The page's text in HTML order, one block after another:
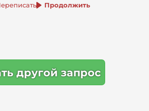
Продолжить
другой запрос